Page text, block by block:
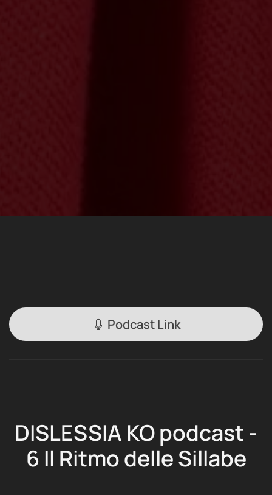
Podcast Link
DISLESSIA KO podcast -
6 Il Ritmo delle Sillabe